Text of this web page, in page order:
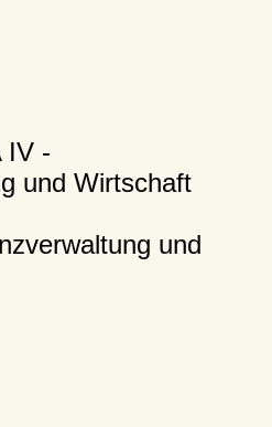
IV -
und Wirtschaft
und